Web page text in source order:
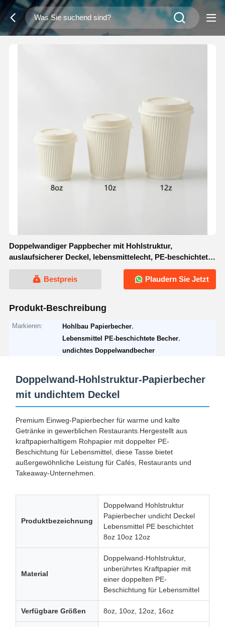
Doppelwandiger Pappbecher mit Hohlstruktur,
auslaufsicherer Deckel, lebensmittelecht, PE-beschichtet, 8
Bestpreis
Plaudern Sie Jetzt
Produkt-Beschreibung
Markieren: Hohlbau Papierbecher
Lebensmittel PE-beschichtete Becher
undichtes Doppelwandbecher
Doppelwand-Hohlstruktur-Papierbecher
mit undichtem Deckel
Premium Einweg-Papierbecher für warme und kalte
Getränke in gewerblichen Restaurants.Hergestellt aus
kraftpapierhaltigem Rohpapier mit doppelter PE-
Beschichtung für Lebensmittel, diese Tasse bietet
außergewöhnliche Leistung für Cafés, Restaurants und
Takeaway-Unternehmen.
Produktbezeichnung
Doppelwand Hohlstruktur
Papierbecher undicht Deckel
Lebensmittel PE beschichtet
8oz 10oz 12oz
Material
Doppelwand-Hohlstruktur,
unberührtes Kraftpapier mit
einer doppelten PE-
Beschichtung für Lebensmittel
Verfügbare Größen 8oz, 10oz, 12oz, 16oz